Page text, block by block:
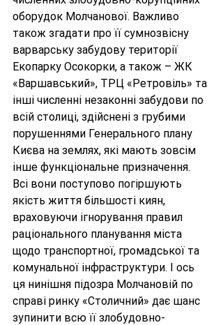
оборудок Молчанової. Важливо
також згадати про її сумнозвісну
варварську забудову території
Екопарку Осокорки, а також – ЖК
«Варшавський», ТРЦ «Ретровіль» та
інші численні незаконні забудови по
всій столиці, здійснені з грубими
порушеннями Генерального плану
Києва на землях, які мають зовсім
інше функціональне призначення.
Всі вони поступово погіршують
якість життя більшості киян,
враховуючи ігнорування правил
раціонального планування міста
щодо транспортної, громадської та
комунальної інфраструктури. І ось
ця нинішня підозра Молчановій по
справі ринку «Столичний» дає шанс
зупинити всю її злобудовно-